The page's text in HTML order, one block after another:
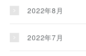
2022年8月
2022年7月